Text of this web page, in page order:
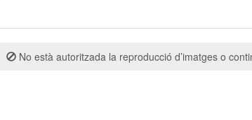
No està autoritzada la reproducció d’imatges o